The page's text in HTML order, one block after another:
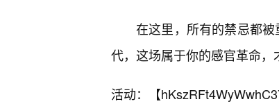
在这里，所有的禁忌都
代，这场属于你的感官革命，
活动：【